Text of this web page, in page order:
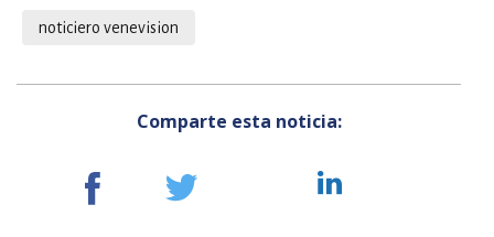
noticiero venevision
Comparte esta noticia: